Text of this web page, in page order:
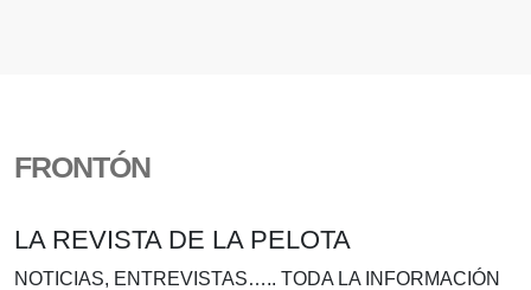
FRONTÓN
LA REVISTA DE LA PELOTA
NOTICIAS, ENTREVISTAS….. TODA LA INFORMACIÓN